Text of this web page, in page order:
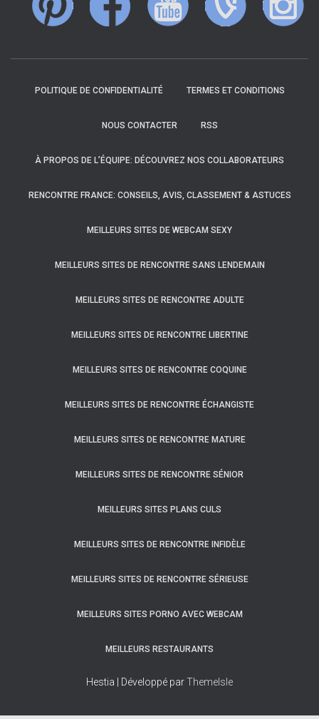
POLITIQUE DE CONFIDENTIALITÉ TERMES ET CONDITIONS
NOUS CONTACTER RSS
À PROPOS DE L’ÉQUIPE: DÉCOUVREZ NOS COLLABORATEURS
RENCONTRE FRANCE: CONSEILS, AVIS, CLASSEMENT & ASTUCES
MEILLEURS SITES DE WEBCAM SEXY
MEILLEURS SITES DE RENCONTRE SANS LENDEMAIN
MEILLEURS SITES DE RENCONTRE ADULTE
MEILLEURS SITES DE RENCONTRE LIBERTINE
MEILLEURS SITES DE RENCONTRE COQUINE
MEILLEURS SITES DE RENCONTRE ÉCHANGISTE
MEILLEURS SITES DE RENCONTRE MATURE
MEILLEURS SITES DE RENCONTRE SÉNIOR
MEILLEURS SITES PLANS CULS
MEILLEURS SITES DE RENCONTRE INFIDÈLE
MEILLEURS SITES DE RENCONTRE SÉRIEUSE
MEILLEURS SITES PORNO AVEC WEBCAM
MEILLEURS RESTAURANTS
Hestia | Développé parThemeIsle